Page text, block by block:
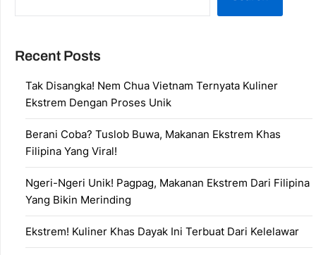
Recent Posts
Tak Disangka! Nem Chua Vietnam Ternyata Kuliner
Ekstrem Dengan Proses Unik
Berani Coba? Tuslob Buwa, Makanan Ekstrem Khas
Filipina Yang Viral!
Ngeri-Ngeri Unik! Pagpag, Makanan Ekstrem Dari Filipina
Yang Bikin Merinding
Ekstrem! Kuliner Khas Dayak Ini Terbuat Dari Kelelawar